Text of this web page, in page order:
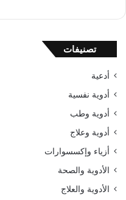
تصنيفات
أدعية
أدوية نفسية
أدوية وطب
أدوية وعلاج
أزياء وإكسسوارات
الأدوية والصحة
الأدوية والعلاج